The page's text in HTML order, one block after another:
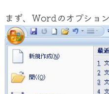
まず、Wordのオプション